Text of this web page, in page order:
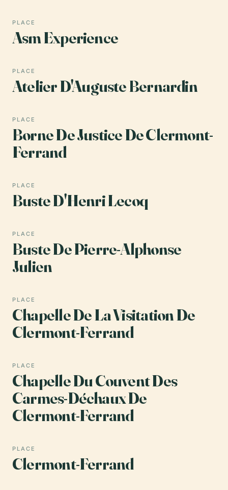
PLACE
Asm Experience
PLACE
Atelier D'Auguste Bernardin
PLACE
Borne De Justice De Clermont-
Ferrand
PLACE
Buste D'Henri Lecoq
PLACE
Buste De Pierre-Alphonse
Julien
PLACE
Chapelle De La Visitation De
Clermont-Ferrand
PLACE
Chapelle Du Couvent Des
Carmes-Déchaux De
Clermont-Ferrand
PLACE
Clermont-Ferrand